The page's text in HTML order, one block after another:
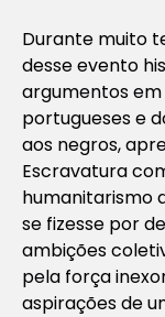
Durante muito
desse evento
argumentos
portugueses e
aos negros,
Escravatura
humanitarismo
se fizesse por
ambições
pela força
aspirações de